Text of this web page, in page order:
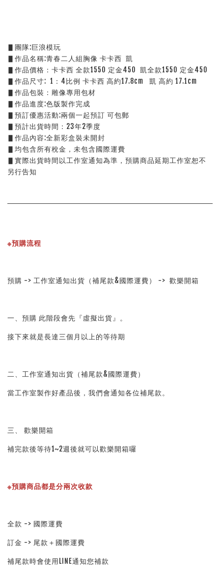
▋團隊:巨浪模玩
▋作品名稱:青春二人組胸像 卡卡西  凱
▋作品價格：卡卡西 全款1550 定金450  凱全款1550 定金450
▋作品尺寸:  1：4比例 卡卡西 高約17.8cm   凱 高約 17.1cm
▋作品包裝：雕像專用包材
▋作品進度:色版製作完成
▋預訂優惠活動:兩個一起預訂 可包郵
▋預計出貨時間：23年2季度
▋作品內容:全新彩盒裝未開封
▋均包含所有稅金，未包含國際運費
▋實際出貨時間以工作室通知為準，預購商品延期工作室恕不
另行告知
※預購流程
預購 -> 工作室通知出貨（補尾款&國際運費） ->  歡樂開箱
一、預購 此階段會先『虛擬出貨』。
接下來就是長達三個月以上的等待期
二、工作室通知出貨（補尾款&國際運費）
當工作室製作好產品後，我們會通知各位補尾款。
三、 歡樂開箱
補完款後等待1~2週後就可以歡樂開箱囉
※預購商品都是分兩次收款
全款 -> 國際運費
訂金 -> 尾款＋國際運費
補尾款時會使用LINE通知您補款